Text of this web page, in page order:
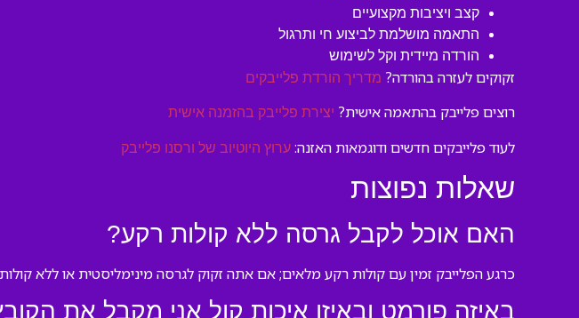
קצב ויציבות מקצועיים
התאמה מושלמת לביצוע חי ותרגול
הורדה מיידית וקל לשימוש
זקוקים לעזרה בהורדה? מדריך הורדת פלייבקים
רוצים פלייבק בהתאמה אישית? יצירת פלייבק בהזמנה אישית
לעוד פלייבקים חדשים ודוגמאות האזנה: ערוץ היוטיוב של ורסנו פלייבק
שאלות נפוצות
האם אוכל לקבל גרסה ללא קולות רקע?
כרגע הפלייבק זמין עם קולות רקע מלאים; אם אתה זקוק לגרסה מינימליסטית או ללא
באיזה פורמט ובאיזו איכות קול אני מקבל את